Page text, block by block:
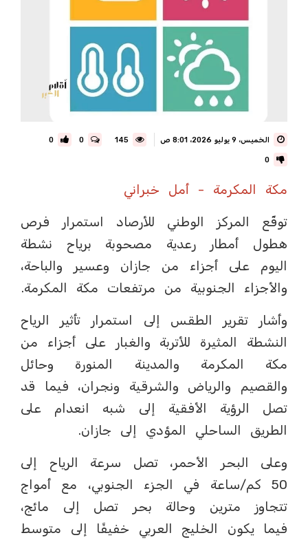
الخميس، 9 يوليو 2026، 8:01 ص 0
0
0
مكة المكرمة - أمل خبراني
توقّع المركز الوطني للأرصاد استمرار فرص
هطول أمطار رعدية مصحوبة برياح نشطة
اليوم على أجزاء من جازان وعسير والباحة،
والأجزاء الجنوبية من مرتفعات مكة المكرمة.
وأشار تقرير الطقس إلى استمرار تأثير الرياح
النشطة المثيرة للأتربة والغبار على أجزاء من
مكة المكرمة والمدينة المنورة وحائل
والقصيم والرياض والشرقية ونجران، فيما قد
تصل الرؤية الأفقية إلى شبه انعدام على
الطريق الساحلي المؤدي إلى جازان.
وعلى البحر الأحمر، تصل سرعة الرياح إلى
50 كم/ساعة في الجزء الجنوبي، مع أمواج
تتجاوز مترين وحالة بحر تصل إلى مائج،
فيما يكون الخليج العربي خفيفًا إلى متوسط